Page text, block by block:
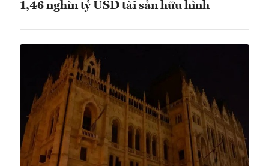
1,46 nghìn tỷ USD tài sản hữu hình